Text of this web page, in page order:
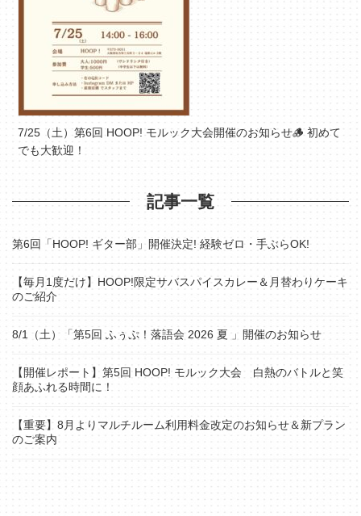
7/25（土）第6回 HOOP! モルック大会開催のお知らせ🪵 初めて
でも大歓迎！
記事一覧
第6回「HOOP! ギター部」開催決定! 経験ゼロ・手ぶらOK!
【毎月1度だけ】HOOP!限定サバスパイスカレー＆月替わりケーキ
のご紹介
8/1（土）「第5回 ふぅぷ！落語会 2026 夏 」開催のお知らせ
【開催レポート】第5回 HOOP! モルック大会 白熱のバトルと笑
顔あふれる時間に！
【重要】8月よりマルチルーム利用料金改定のお知らせ＆新プラン
のご案内